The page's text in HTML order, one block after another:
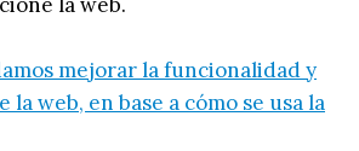
mejorar la funcionalidad y
web, en base a cómo se usa la